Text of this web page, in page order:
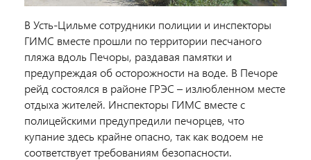
В Усть-Цильме сотрудники полиции и инспекторы
ГИМС вместе прошли по территории песчаного
пляжа вдоль Печоры, раздавая памятки и
предупреждая об осторожности на воде. В Печоре
рейд состоялся в районе ГРЭС – излюбленном месте
отдыха жителей. Инспекторы ГИМС вместе с
полицейскими предупредили печорцев, что
купание здесь крайне опасно, так как водоем не
соответствует требованиям безопасности.